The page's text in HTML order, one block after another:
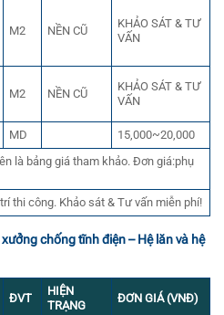
M2 NỀN CŨ
KHẢO SÁT & TƯ
VẤN
M2 NỀN CŨ
KHẢO SÁT & TƯ
VẤN
MD
15,000~20,000
là bảng giá tham khảo. Đơn giá:phụ
thi công. Khảo sát & Tư vấn miễn phí!
chống tĩnh điện – Hệ lăn và hệ
ĐVT
HIỆN
TRẠNG
ĐƠN GIÁ (VNĐ)